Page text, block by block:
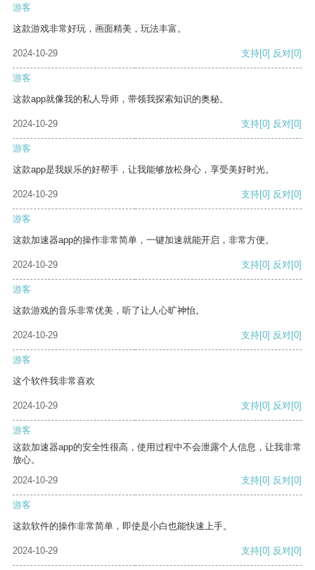
游客
这款游戏非常好玩，画面精美，玩法丰富。
2024-10-29 支持[0] 反对[0]
游客
这款app就像我的私人导师，带领我探索知识的奥秘。
2024-10-29 支持[0] 反对[0]
游客
这款app是我娱乐的好帮手，让我能够放松身心，享受美好时光。
2024-10-29 支持[0] 反对[0]
游客
这款加速器app的操作非常简单，一键加速就能开启，非常方便。
2024-10-29 支持[0] 反对[0]
游客
这款游戏的音乐非常优美，听了让人心旷神怡。
2024-10-29 支持[0] 反对[0]
游客
这个软件我非常喜欢
2024-10-29 支持[0] 反对[0]
游客
这款加速器app的安全性很高，使用过程中不会泄露个人信息，让我非常
放心。
2024-10-29
支持[0] 反对[0]
游客
这款软件的操作非常简单，即使是小白也能快速上手。
2024-10-29 支持[0] 反对[0]